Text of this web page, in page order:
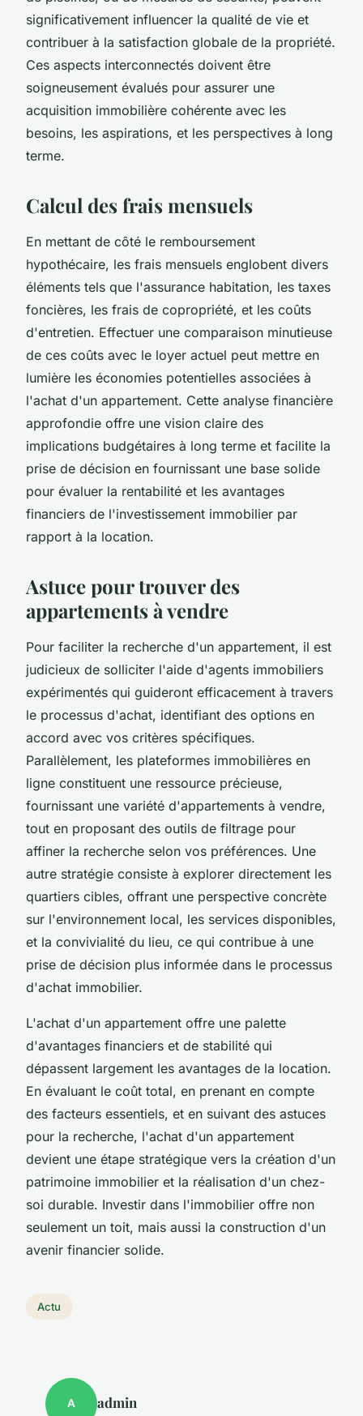
significativement influencer la qualité de vie et
contribuer à la satisfaction globale de la propriété.
Ces aspects interconnectés doivent être
soigneusement évalués pour assurer une
acquisition immobilière cohérente avec les
besoins, les aspirations, et les perspectives à long
terme.
Calcul des frais mensuels
En mettant de côté le remboursement
hypothécaire, les frais mensuels englobent divers
éléments tels que l'assurance habitation, les taxes
foncières, les frais de copropriété, et les coûts
d'entretien. Effectuer une comparaison minutieuse
de ces coûts avec le loyer actuel peut mettre en
lumière les économies potentielles associées à
l'achat d'un appartement. Cette analyse financière
approfondie offre une vision claire des
implications budgétaires à long terme et facilite la
prise de décision en fournissant une base solide
pour évaluer la rentabilité et les avantages
financiers de l'investissement immobilier par
rapport à la location.
Astuce pour trouver des
appartements à vendre
Pour faciliter la recherche d'un appartement, il est
judicieux de solliciter l'aide d'agents immobiliers
expérimentés qui guideront efficacement à travers
le processus d'achat, identifiant des options en
accord avec vos critères spécifiques.
Parallèlement, les plateformes immobilières en
ligne constituent une ressource précieuse,
fournissant une variété d'appartements à vendre,
tout en proposant des outils de filtrage pour
affiner la recherche selon vos préférences. Une
autre stratégie consiste à explorer directement les
quartiers cibles, offrant une perspective concrète
sur l'environnement local, les services disponibles,
et la convivialité du lieu, ce qui contribue à une
prise de décision plus informée dans le processus
d'achat immobilier.
L'achat d'un appartement offre une palette
d'avantages financiers et de stabilité qui
dépassent largement les avantages de la location.
En évaluant le coût total, en prenant en compte
des facteurs essentiels, et en suivant des astuces
pour la recherche, l'achat d'un appartement
devient une étape stratégique vers la création d'un
patrimoine immobilier et la réalisation d'un chez-
soi durable. Investir dans l'immobilier offre non
seulement un toit, mais aussi la construction d'un
avenir financier solide.
Actu
A admin